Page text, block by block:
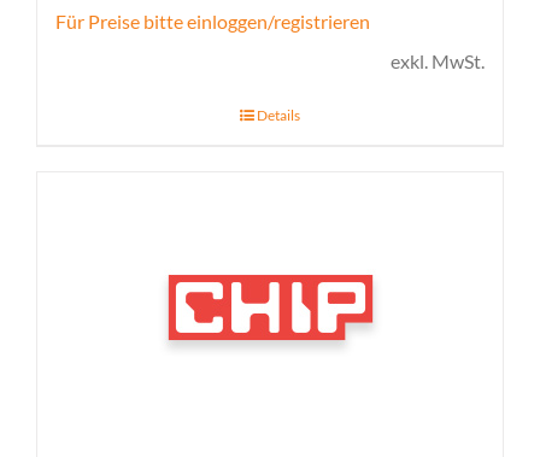
Für Preise bitte einloggen/registrieren
exkl. MwSt.
Details